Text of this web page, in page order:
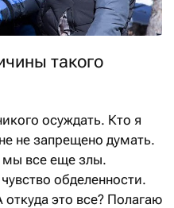
такого
осуждать. Кто я
не запрещено думать.
мы все еще злы.
обделенности.
это все? Полагаю